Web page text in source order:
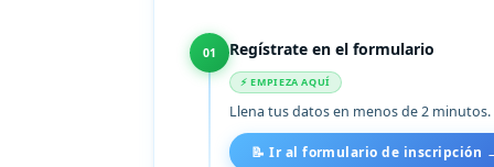
01 Regístrate en el formulario
⚡ EMPIEZA AQUÍ
Llena tus datos en menos de 2
📝 Ir al formulario de inscripción